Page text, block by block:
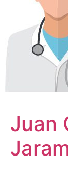
Juan